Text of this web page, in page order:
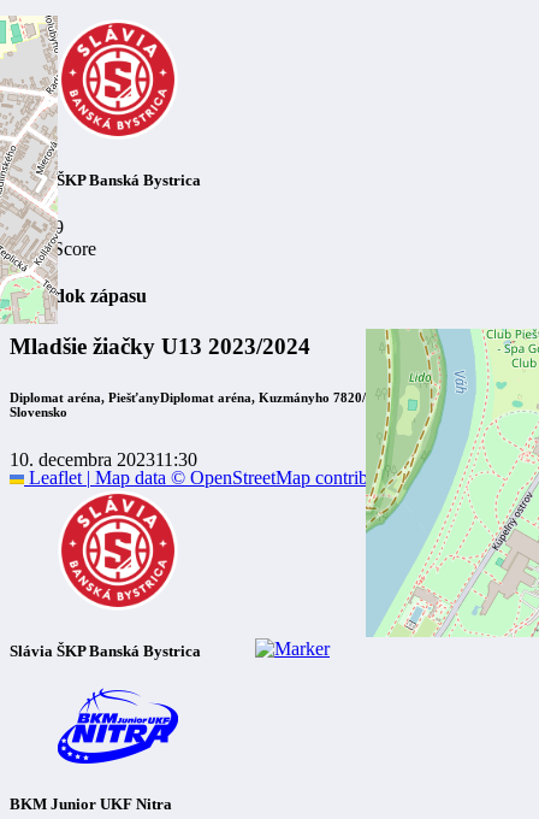
Leaflet | Map data © OpenStreetMap contributors
Slávia ŠKP Banská Bystrica
24- 59
Final Score
Výsledok zápasu
Mladšie žiačky U13 2023/2024
Diplomat aréna, PiešťanyDiplomat aréna, Kuzmányho 7820/19, 921 01 Piešťany,
Slovensko
10. decembra 202311:30
Slávia ŠKP Banská Bystrica
BKM Junior UKF Nitra